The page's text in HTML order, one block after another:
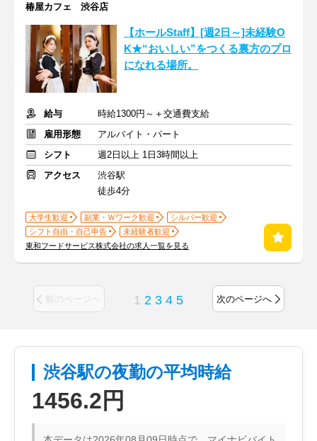
椿屋カフェ 渋谷店
【ホールStaff】[週2日～]未経験O
K★“おいしい”をつくる裏方のプロ
になれる場所。
給与
時給1300円～＋交通費支給
雇用形態
アルバイト・パート
シフト
週2日以上 1日3時間以上
アクセス
渋谷駅
徒歩4分
大学生歓迎 副業・Ｗワーク歓迎
シルバー歓迎
シフト自由・自己申告
未経験者歓迎
東和フードサービス株式会社の求人一覧を見る
前のページへ 1 2 3 4 5 次のページへ
渋谷駅の夜勤の平均時給
1456.2円